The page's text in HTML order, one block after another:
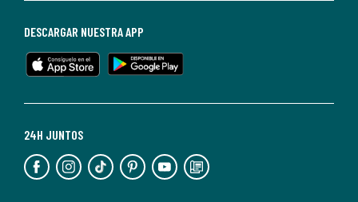
de
en
cualquier
Para
información,
puedes
24H JUNTOS
DESCARGAR NUESTRA APP